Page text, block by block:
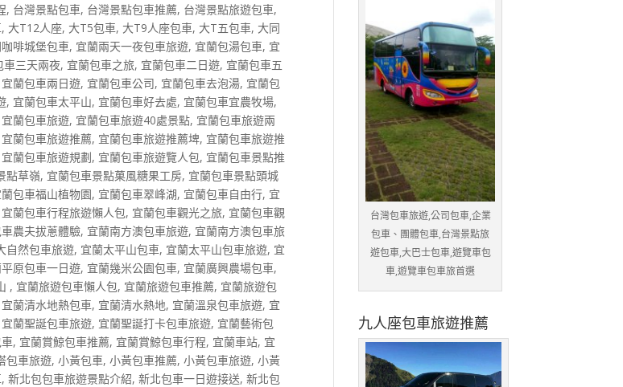
, 台灣景點包車, 台灣景點包車推薦, 台灣景點旅遊包車,
, 大T12人座, 大T5包車, 大T9人座包車, 大T五包車, 大同
啡城堡包車, 宜蘭兩天一夜包車旅遊, 宜蘭包湯包車, 宜
車三天兩夜, 宜蘭包車之旅, 宜蘭包車二日遊, 宜蘭包車五
宜蘭包車兩日遊, 宜蘭包車公司, 宜蘭包車去泡湯, 宜蘭包
, 宜蘭包車太平山, 宜蘭包車好去處, 宜蘭包車宜農牧場,
宜蘭包車旅遊, 宜蘭包車旅遊40處景點, 宜蘭包車旅遊兩
宜蘭包車旅遊推薦, 宜蘭包車旅遊推薦埤, 宜蘭包車旅遊推
宜蘭包車旅遊規劃, 宜蘭包車旅遊覽人包, 宜蘭包車景點推
點草嶺, 宜蘭包車景點菓風糖果工房, 宜蘭包車景點頭城
包車福山植物園, 宜蘭包車翠峰湖, 宜蘭包車自由行, 宜
宜蘭包車行程旅遊懶人包, 宜蘭包車觀光之旅, 宜蘭包車觀
農夫拔蔥體驗, 宜蘭南方澳包車旅遊, 宜蘭南方澳包車旅
自然包車旅遊, 宜蘭太平山包車, 宜蘭太平山包車旅遊, 宜
原包車一日遊, 宜蘭幾米公園包車, 宜蘭廣興農場包車,
, 宜蘭旅遊包車懶人包, 宜蘭旅遊包車推薦, 宜蘭旅遊包
宜蘭清水地熱包車, 宜蘭清水熱地, 宜蘭溫泉包車旅遊, 宜
宜蘭聖誕包車旅遊, 宜蘭聖誕打卡包車旅遊, 宜蘭藝術包
, 宜蘭賞鯨包車推薦, 宜蘭賞鯨包車行程, 宜蘭車站, 宜
包車旅遊,小黃包車,小黃包車推薦,小黃包車旅遊,小黃
,新北包包車旅遊景點介紹,新北包車一日遊接送,新北包
台灣包車旅遊,公司包車,企業
包車、團體包車,台灣景點旅
遊包車,大巴士包車,遊覽車包
車,遊覽車包車旅首選
九人座包車旅遊推薦